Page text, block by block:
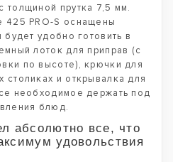
толщиной прутка 7,5 мм.
425 PRO-S оснащены
удобно готовить в
лоток для приправ (с
по высоте), крючки для
столиках и открывалка для
необходимое держать под
блюд.
абсолютно все, что
удовольствия